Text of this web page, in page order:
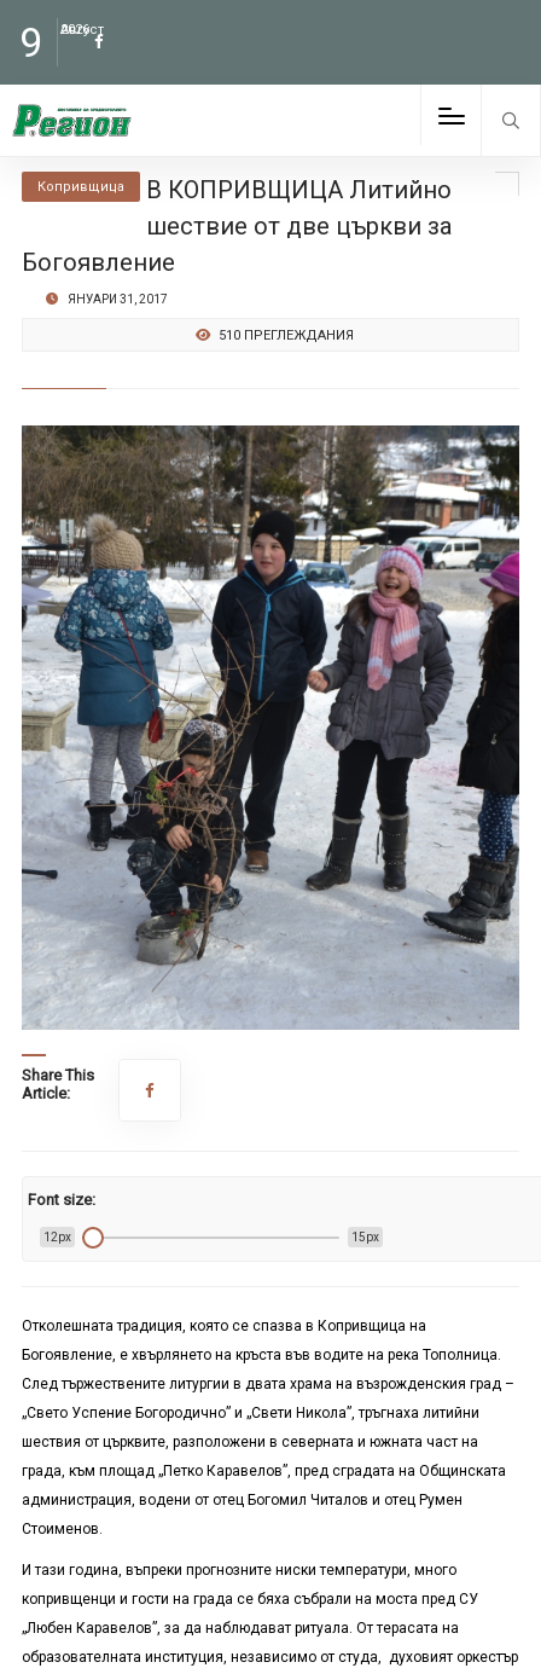
9 Август
2026
Копривщица
В КОПРИВЩИЦА Литийно
шествие от две църкви за
Богоявление
ЯНУАРИ 31, 2017
510 ПРЕГЛЕЖДАНИЯ
Share This
Article:
Font size:
12px 15px
Отколешната традиция, която се спазва в Копривщица на
Богоявление, е хвърлянето на кръста във водите на река Тополница.
След тържествените литургии в двата храма на възрожденския град –
„Свето Успение Богородично” и „Свети Никола”, тръгнаха литийни
шествия от църквите, разположени в северната и южната част на
града, към площад „Петко Каравелов”, пред сградата на Общинската
администрация, водени от отец Богомил Читалов и отец Румен
Стоименов.
И тази година, въпреки прогнозните ниски температури, много
копривщенци и гости на града се бяха събрали на моста пред СУ
„Любен Каравелов”, за да наблюдават ритуала. От терасата на
образователната институция, независимо от студа, духовият оркестър